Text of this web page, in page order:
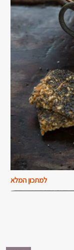
למתכון המלא